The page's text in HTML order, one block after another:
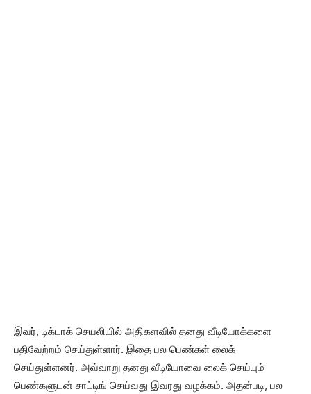
இவர், டிக்டாக் செயலியில் அதிகளவில் தனது வீடியோக்களை
பதிவேற்றம் செய்துள்ளார். இதை பல பெண்கள் லைக்
செய்துள்ளனர். அவ்வாறு தனது வீடியோவை லைக் செய்யும்
பெண்களுடன் சாட்டிங் செய்வது இவரது வழக்கம். அதன்படி, பல